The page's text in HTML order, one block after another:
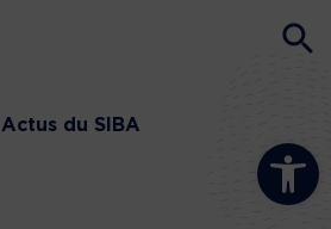
Ouvrir la
Actus du SIBA